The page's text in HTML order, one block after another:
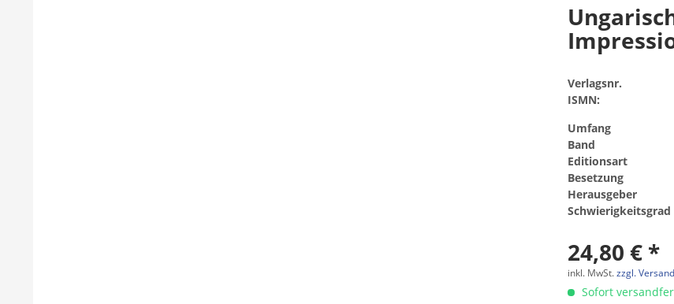
Verlagsnr.
ISMN:
Umfang
Band
Editionsart
Besetzung
Herausgeber
Schwierigkeitsgrad
24,80 € *
inkl. MwSt.zzgl.
Sofort